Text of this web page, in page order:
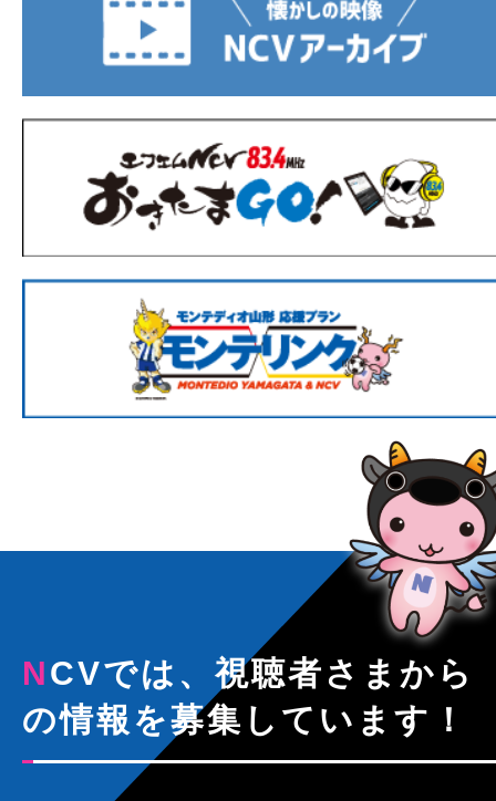
NCVでは、視聴者さまから
の情報を募集しています！